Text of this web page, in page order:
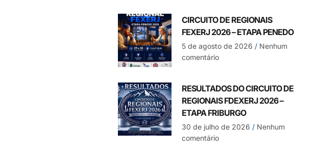
CIRCUITO DE REGIONAIS
FEXERJ 2026 – ETAPA PENEDO
5 de agosto de 2026 Nenhum
comentário
RESULTADOS DO CIRCUITO DE
REGIONAIS FDEXERJ 2026 –
ETAPA FRIBURGO
30 de julho de 2026 Nenhum
comentário